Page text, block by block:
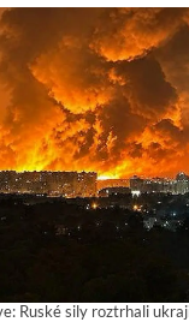
Ruské sily roztrhali